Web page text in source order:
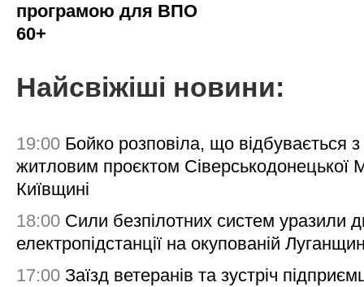
програмою для ВПО
60+
Найсвіжіші новини:
19:00 Бойко розповіла, що відбувається з
житловим проєктом Сіверськодонецької
Київщині
18:00 Сили безпілотних систем уразили
електропідстанції на окупованій
17:00 Заїзд ветеранів та зустріч